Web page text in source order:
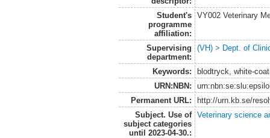
Student's
programme
affiliation:
VY002 Veterinary
Supervising
department:
(VH) > Dept. of
Keywords:
blodtryck, white-
URN:NBN:
Permanent URL:
http://urn.kb.se/
Subject. Use of
subject categories
until 2023-04-30.:
Veterinary science